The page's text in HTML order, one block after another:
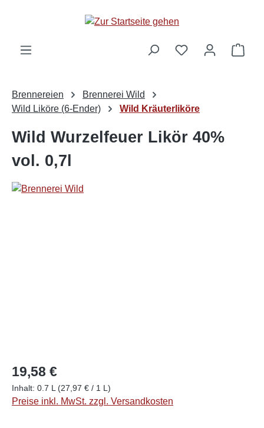
Brennereien
Brennerei Wild
Wild Liköre (6-Ender)
Wild Kräuterliköre
Wild Wurzelfeuer Likör 40%
vol. 0,7l
19,58 €
Inhalt: 0.7 L (27,97 € / 1 L)
Preise inkl. MwSt. zzgl. Versandkosten